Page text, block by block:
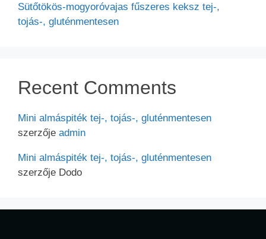
Sütőtökös-mogyoróvajas fűszeres keksz tej-,
tojás-, gluténmentesen
Recent Comments
Mini almáspiték tej-, tojás-, gluténmentesen
szerzője admin
Mini almáspiték tej-, tojás-, gluténmentesen
szerzője Dodo